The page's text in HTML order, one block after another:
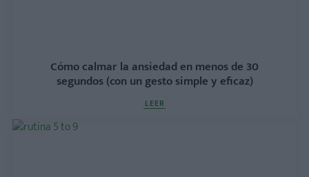
Cómo calmar la ansiedad en menos de 30
segundos (con un gesto simple y eficaz)
LEER